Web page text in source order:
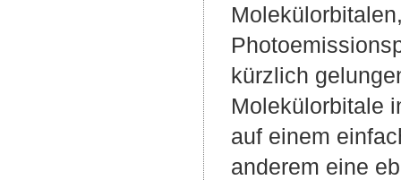
kürzlich
Molekülorbitale
auf einem
anderem eine